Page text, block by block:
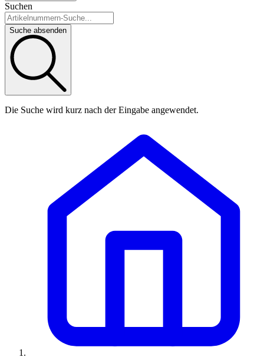
Suchen
Suche absenden
Die Suche wird kurz nach der Eingabe angewendet.